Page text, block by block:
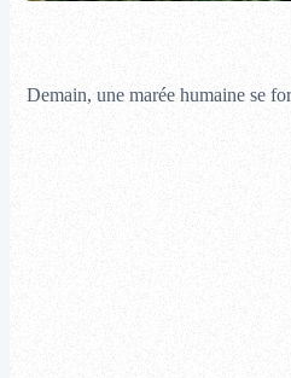
Demain, une marée humaine se